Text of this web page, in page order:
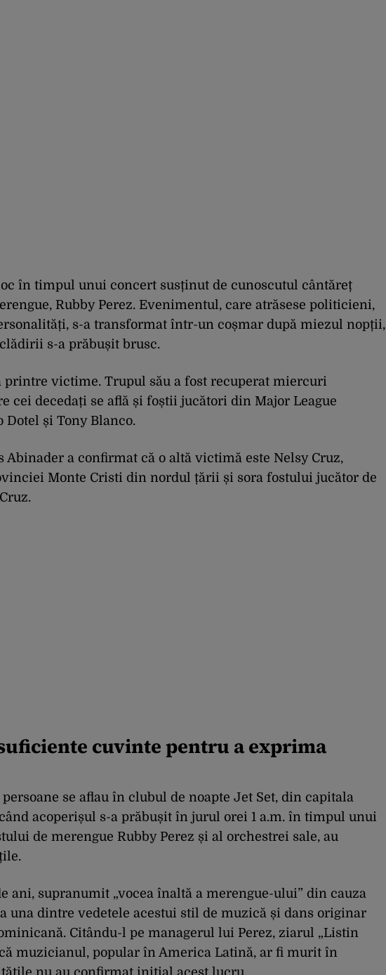
în timpul unui concert susținut de cunoscutul cântăreț
Rubby Perez. Evenimentul, care atrăsese politicieni,
s-a transformat într-un coșmar după miezul nopții,
s-a prăbușit brusc.
printre victime. Trupul său a fost recuperat miercuri
cei decedați se află și foștii jucători din Major League
Dotel și Tony Blanco.
Abinader a confirmat că o altă victimă este Nelsy Cruz,
Monte Cristi din nordul țării și sora fostului jucător de
cuvinte pentru a exprima
se aflau în clubul de noapte Jet Set, din capitala
acoperișul s-a prăbușit în jurul orei 1 a.m. în timpul unui
de merengue Rubby Perez și al orchestrei sale, au
ani, supranumit „vocea înaltă a merengue-ului” din cauza
una dintre vedetele acestui stil de muzică și dans originar
Citându-l pe managerul lui Perez, ziarul „Listin
muzicianul, popular în America Latină, ar fi murit în